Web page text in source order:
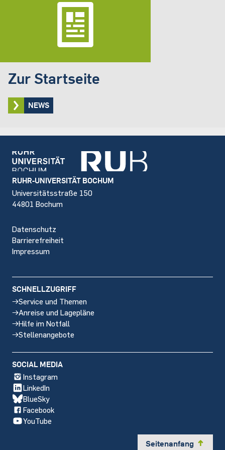
Zur Startseite
NEWS
Footer
RUHR-UNIVERSITÄT BOCHUM
Universitätsstraße 150
44801 Bochum
Datenschutz
Barrierefreiheit
Impressum
SCHNELLZUGRIFF
Service und Themen
Anreise und Lagepläne
Hilfe im Notfall
Stellenangebote
SOCIAL MEDIA
Instagram
LinkedIn
BlueSky
Facebook
YouTube
Seitenanfang y